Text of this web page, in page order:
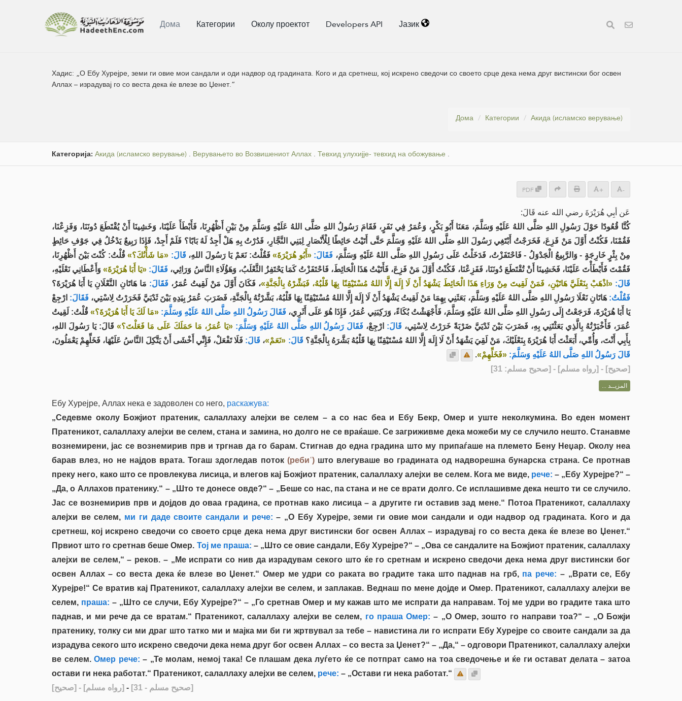
Дома Категории Околу проектот Developers API Јазик
Хадис: „О Ебу Хурејре, земи ги овие мои сандали и оди надвор од градината. Кого и да сретнеш, кој искрено сведочи со своето срце дека нема друг вистински бог освен
Аллах – израдувај го со веста дека ќе влезе во Џенет.“
Дома Категории Акида (исламско верување)
Категорија: Акида (исламско верување) . Верувањето во Возвишениот Аллах . Тевхид улухијје- тевхид на обожување .
PDF + -
عَن أبِي هُرَيْرَةَ رضي الله عنه قَالَ:
كُنَّا قُعُودًا حَوْلَ رَسُولِ اللهِ صَلَّى اللهُ عَلَيْهِ وَسَلَّمَ، مَعَنَا أَبُو بَكْرٍ، وَعُمَرُ فِي نَفَرٍ، فَقَامَ رَسُولُ اللهِ صَلَّى اللهُ عَلَيْهِ وَسَلَّمَ مِنْ بَيْنِ أَظْهُرِنَا، فَأَبْطَأَ عَلَيْنَا، وَخَشِينَا أَنْ يُقْتَطَعَ دُونَنَا، وَفَزِعْنَا،
فَقُمْنَا، فَكُنْتُ أَوَّلَ مَنْ فَزِعَ، فَخَرَجْتُ أَبْتَغِي رَسُولَ اللهِ صَلَّى اللهُ عَلَيْهِ وَسَلَّمَ حَتَّى أَتَيْتُ حَائِطًا لِلْأَنْصَارِ لِبَنِي النَّجَّارِ، فَدُرْتُ بِهِ هَلْ أَجِدُ لَهُ بَابًا؟ فَلَمْ أَجِدْ، فَإِذَا رَبِيعٌ يَدْخُلُ فِي جَوْفِ حَائِطٍ
مِنْ بِئْرٍ خَارِجَةٍ - وَالرَّبِيعُ الْجَدْوَلُ - فَاحْتَفَزْتُ، فَدَخَلْتُ عَلَى رَسُولِ اللهِ صَلَّى اللهُ عَلَيْهِ وَسَلَّمَ، فَقَالَ: «أَبُو هُرَيْرَةَ»فَقُلْتُ: نَعَمْ يَا رَسُولَ اللهِ، قَالَ: «مَا شَأْنُكَ؟»قُلْتُ: كُنْتَ بَيْنَ أَظْهُرِنَا،
فَقُمْتَ فَأَبْطَأْتَ عَلَيْنَا، فَخَشِينَا أَنْ تُقْتَطَعَ دُونَنَا، فَفَزِعْنَا، فَكُنْتُ أَوَّلَ مَنْ فَزِعَ، فَأَتَيْتُ هَذَا الْحَائِطَ، فَاحْتَفَزْتُ كَمَا يَحْتَفِزُ الثَّعْلَبُ، وَهَؤُلَاءِ النَّاسُ وَرَائِي، فَقَالَ: «يَا أَبَا هُرَيْرَةَ»وَأَعْطَانِي نَعْلَيْهِ،
قَالَ: «اذْهَبْ بِنَعْلَيَّ هَاتَيْنِ، فَمَنْ لَقِيتَ مِنْ وَرَاءِ هَذَا الْحَائِطَ يَشْهَدُ أَنْ لَا إِلَهَ إِلَّا اللهُ مُسْتَيْقِنًا بِهَا قَلْبُهُ، فَبَشِّرْهُ بِالْجَنَّةِ»، فَكَانَ أَوَّلَ مَنْ لَقِيتُ عُمَرُ، فَقَالَ: مَا هَاتَانِ النَّعْلَانِ يَا أَبَا هُرَيْرَةَ؟
فَقُلْتُ: هَاتَانِ نَعْلَا رَسُولِ اللهِ صَلَّى اللهُ عَلَيْهِ وَسَلَّمَ، بَعَثَنِي بِهِمَا مَنْ لَقِيتُ يَشْهَدُ أَنْ لَا إِلَهَ إِلَّا اللهُ مُسْتَيْقِنًا بِهَا قَلْبُهُ، بَشَّرْتُهُ بِالْجَنَّةِ، فَضَرَبَ عُمَرُ بِيَدِهِ بَيْنَ ثَدْيَيَّ فَخَرَرْتُ لِاسْتِي، فَقَالَ: ارْجِعْ
يَا أَبَا هُرَيْرَةَ، فَرَجَعْتُ إِلَى رَسُولِ اللهِ صَلَّى اللهُ عَلَيْهِ وَسَلَّمَ، فَأَجْهَشْتُ بُكَاءً، وَرَكِبَنِي عُمَرُ، فَإِذَا هُوَ عَلَى أَثَرِي، فَقَالَ رَسُولُ اللهِ صَلَّى اللهُ عَلَيْهِ وَسَلَّمَ: «مَا لَكَ يَا أَبَا هُرَيْرَةَ؟» قُلْتُ: لَقِيتُ
عُمَرَ، فَأَخْبَرْتُهُ بِالَّذِي بَعَثْتَنِي بِهِ، فَضَرَبَ بَيْنَ ثَدْيَيَّ ضَرْبَةً خَرَرْتُ لِاسْتِي، قَالَ: ارْجِعْ، فَقَالَ رَسُولُ اللهِ صَلَّى اللهُ عَلَيْهِ وَسَلَّمَ: «يَا عُمَرُ، مَا حَمَلَكَ عَلَى مَا فَعَلْتَ؟» قَالَ: يَا رَسُولَ اللهِ،
بِأَبِي أَنْتَ، وَأُمِّي، أَبَعَثْتَ أَبَا هُرَيْرَةَ بِنَعْلَيْكَ، مَنْ لَقِيَ يَشْهَدُ أَنْ لَا إِلَهَ إِلَّا اللهُ مُسْتَيْقِنًا بِهَا قَلْبُهُ بَشَّرَهُ بِالْجَنَّةِ؟ قَالَ: «نَعَمْ»، قَالَ: فَلَا تَفْعَلْ، فَإِنِّي أَخْشَى أَنْ يَتَّكِلَ النَّاسُ عَلَيْهَا، فَخَلِّهِمْ يَعْمَلُونَ،
قَالَ رَسُولُ اللهِ صَلَّى اللهُ عَلَيْهِ وَسَلَّمَ: «فَخَلِّهِمْ».
[صحيح] - [رواه مسلم] - [صحيح مسلم: 31]
المزيــد ...
Ебу Хурејре, Аллах нека е задоволен со него, раскажува:
„Седевме околу Божјиот пратеник, салаллаху алејхи ве селем – а со нас беа и Ебу Бекр, Омер и уште неколкумина. Во еден момент
Пратеникот, салаллаху алејхи ве селем, стана и замина, но долго не се враќаше. Се загриживме дека можеби му се случило нешто. Станавме
вознемирени, јас се вознемирив прв и тргнав да го барам. Стигнав до една градина што му припаѓаше на племето Бену Неџар. Околу неа
барав влез, но не најдов врата. Тогаш здогледав поток (ребиʿ)што влегуваше во градината од надворешна бунарска страна. Се протнав
преку него, како што се провлекува лисица, и влегов кај Божјиот пратеник, салаллаху алејхи ве селем. Кога ме виде,рече: – „Ебу Хурејре?“ –
„Да, о Аллахов пратенику.“ – „Што те донесе овде?“ – „Беше со нас, па стана и не се врати долго. Се исплашивме дека нешто ти се случило.
Јас се вознемирив прв и дојдов до оваа градина, се протнав како лисица – а другите ги оставив зад мене.“ Потоа Пратеникот, салаллаху
алејхи ве селем, ми ги даде своите сандали и рече: – „О Ебу Хурејре, земи ги овие мои сандали и оди надвор од градината. Кого и да
сретнеш, кој искрено сведочи со своето срце дека нема друг вистински бог освен Аллах – израдувај го со веста дека ќе влезе во Џенет.“
Првиот што го сретнав беше Омер. Тој ме праша: – „Што се овие сандали, Ебу Хурејре?“ – „Ова се сандалите на Божјиот пратеник, салаллаху
алејхи ве селем,“ – реков. – „Ме испрати со нив да израдувам секого што ќе го сретнам и искрено сведочи дека нема друг вистински бог
освен Аллах – со веста дека ќе влезе во Џенет.“ Омер ме удри со раката во градите така што паднав на грб,па рече: – „Врати се, Ебу
Хурејре!“ Се вратив кај Пратеникот, салаллаху алејхи ве селем, и заплакав. Веднаш по мене дојде и Омер. Пратеникот, салаллаху алејхи ве
селем, праша: – „Што се случи, Ебу Хурејре?“ – „Го сретнав Омер и му кажав што ме испрати да направам. Тој ме удри во градите така што
паднав, и ми рече да се вратам.“ Пратеникот, салаллаху алејхи ве селем, го праша Омер: – „О Омер, зошто го направи тоа?“ – „О Божји
пратенику, толку си ми драг што татко ми и мајка ми би ги жртвувал за тебе – навистина ли го испрати Ебу Хурејре со своите сандали за да
израдува секого што искрено сведочи дека нема друг бог освен Аллах – со веста за Џенет?“ – „Да,“ – одговори Пратеникот, салаллаху алејхи
ве селем.Омер рече: – „Те молам, немој така! Се плашам дека луѓето ќе се потпрат само на тоа сведочење и ќе ги остават делата – затоа
остави ги нека работат.“ Пратеникот, салаллаху алејхи ве селем, рече: – „Остави ги нека работат.“
[صحيح]
- [رواه مسلم] - [صحيح مسلم - 31]